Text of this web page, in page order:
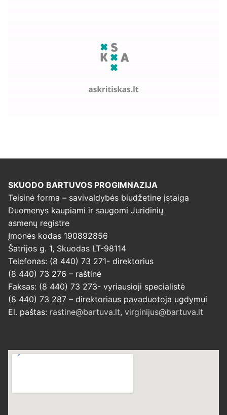
SKUODO BARTUVOS PROGIMNAZIJA
Teisinė forma – savivaldybės biudžetine įstaiga
Duomenys kaupiami ir saugomi Juridinių
asmenų registre
Įmonės kodas 190892856
Šatrijos g. 1, Skuodas LT-98114
Telefonas: (8 440) 73 271- direktorius
(8 440) 73 276 – raštinė
Faksas: (8 440) 73 273- vyriausioji specialistė
(8 440) 73 287 – direktoriaus pavaduotoja ugdymui
El. paštas: rastine@bartuva.lt, virginijus@bartuva.lt